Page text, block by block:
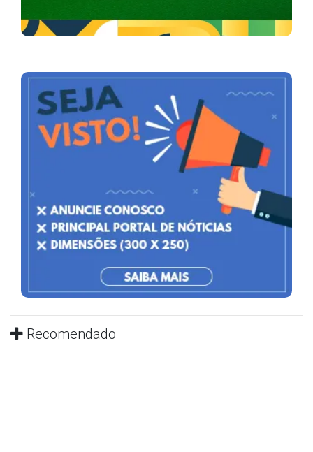
Recomendado